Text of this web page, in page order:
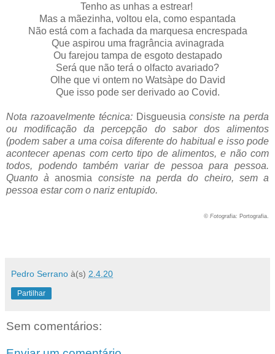
Tenho as unhas a estrear!
Mas a mãezinha, voltou ela, como espantada
Não está com a fachada da marquesa encrespada
Que aspirou uma fragrância avinagrada
Ou farejou tampa de esgoto destapado
Será que não terá o olfacto avariado?
Olhe que vi ontem no Watsàpe do David
Que isso pode ser derivado ao Covid.
Nota razoavelmente técnica: Disgueusia consiste na perda
ou modificação da percepção do sabor dos alimentos
(podem saber a uma coisa diferente do habitual e isso pode
acontecer apenas com certo tipo de alimentos, e não com
todos, podendo também variar de pessoa para pessoa.
Quanto àanosmia consiste na perda do cheiro, sem a
pessoa estar com o nariz entupido.
© Fotografia: Portografia.
Pedro Serrano à(s) 2.4.20
Partilhar
Sem comentários: